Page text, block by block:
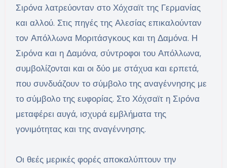
Σιρόνα λατρεύονταν στο Χόχσαϊτ της Γερμανίας
και αλλού. Στις πηγές της Αλεσίας επικαλούνταν
τον Απόλλωνα Μοριτάσγκους και τη Δαμόνα. Η
Σιρόνα και η Δαμόνα, σύντροφοι του Απόλλωνα,
συμβολίζονται και οι δύο με στάχυα και ερπετά,
που συνδυάζουν το σύμβολο της αναγέννησης με
το σύμβολο της ευφορίας. Στο Χόχσαϊτ η Σιρόνα
μεταφέρει αυγά, ισχυρά εμβλήματα της
γονιμότητας και της αναγέννησης.
Οι θεές μερικές φορές αποκαλύπτουν την